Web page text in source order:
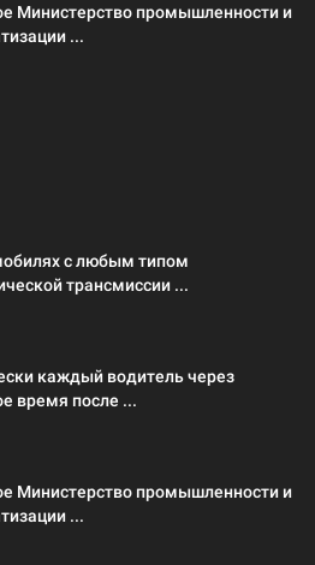
Министерство промышленности и
...
с любым типом
трансмиссии ...
каждый водитель через
время после ...
Министерство промышленности и
...